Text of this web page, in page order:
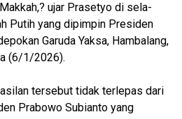
ujar Prasetyo di sela-
Putih yang dipimpin Presiden
Garuda Yaksa, Hambalang,
(6/1/2026).
tersebut tidak terlepas dari
Prabowo Subianto yang